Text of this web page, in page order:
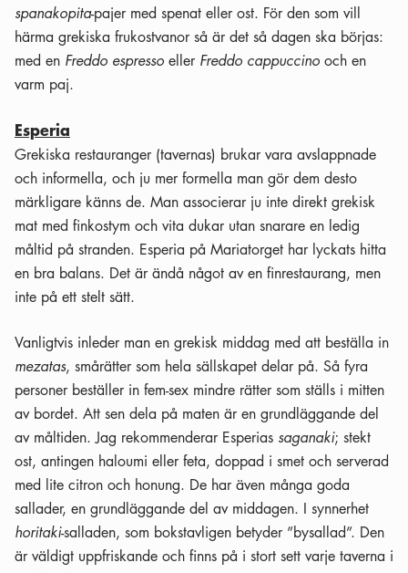
spanakopita-pajer med spenat eller ost. För den som vill
härma grekiska frukostvanor så är det så dagen ska börjas:
med en Freddo espresso eller Freddo cappuccino och en
varm paj.
Esperia
Grekiska restauranger (tavernas) brukar vara avslappnade
och informella, och ju mer formella man gör dem desto
märkligare känns de. Man associerar ju inte direkt grekisk
mat med finkostym och vita dukar utan snarare en ledig
måltid på stranden. Esperia på Mariatorget har lyckats hitta
en bra balans. Det är ändå något av en finrestaurang, men
inte på ett stelt sätt.
Vanligtvis inleder man en grekisk middag med att beställa in
mezatas, smårätter som hela sällskapet delar på. Så fyra
personer beställer in fem-sex mindre rätter som ställs i mitten
av bordet. Att sen dela på maten är en grundläggande del
av måltiden. Jag rekommenderar Esperias saganaki; stekt
ost, antingen haloumi eller feta, doppad i smet och serverad
med lite citron och honung. De har även många goda
sallader, en grundläggande del av middagen. I synnerhet
horitaki-salladen, som bokstavligen betyder ”bysallad”. Den
är väldigt uppfriskande och finns på i stort sett varje taverna i